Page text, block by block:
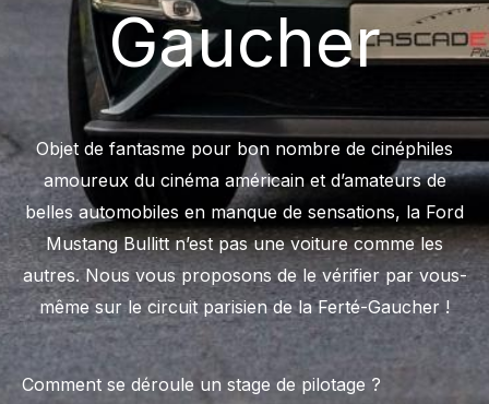
Gaucher
Objet de fantasme pour bon nombre de cinéphiles
amoureux du cinéma américain et d’amateurs de
belles automobiles en manque de sensations, la Ford
Mustang Bullitt n’est pas une voiture comme les
autres. Nous vous proposons de le vérifier par vous-
même sur le circuit parisien de la Ferté-Gaucher !
Comment se déroule un stage de pilotage ?